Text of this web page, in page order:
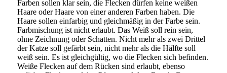
Farben sollen klar sein, die Flecken dürfen keine weißen
Haare oder Haare von einer anderen Farben haben. Die
Haare sollen einfarbig und gleichmäßig in der Farbe sein.
Farbmischung ist nicht erlaubt. Das Weiß soll rein sein,
ohne Zeichnung oder Schatten. Nicht mehr als zwei Drittel
der Katze soll gefärbt sein, nicht mehr als die Hälfte soll
weiß sein. Es ist gleichgültig, wo die Flecken sich befinden.
Weiße Flecken auf dem Rücken sind erlaubt, ebenso